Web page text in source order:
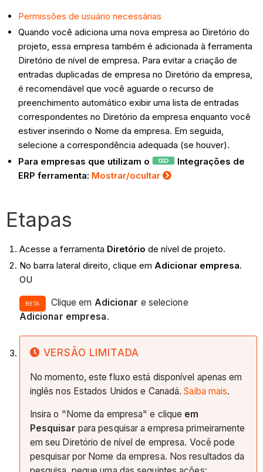
Permissões de usuário necessárias
Quando você adiciona uma nova empresa ao Diretório do
projeto, essa empresa também é adicionada à ferramenta
Diretório de nível de empresa. Para evitar a criação de
entradas duplicadas de empresa no Diretório da empresa,
é recomendável que você aguarde o recurso de
preenchimento automático exibir uma lista de entradas
correspondentes no Diretório da empresa enquanto você
estiver inserindo o Nome da empresa. Em seguida,
selecione a correspondência adequada (se houver).
Para empresas que utilizam o
Integrações de
ERP ferramenta: Mostrar/ocultar
Etapas
Acesse a ferramenta Diretório de nível de projeto.
No barra lateral direito, clique em Adicionar empresa.
OU
BETA Clique em Adicionar e selecione
Adicionar empresa.
VERSÃO LIMITADA
No momento, este fluxo está disponível apenas em
inglês nos Estados Unidos e Canadá.Saiba mais.
Insira o "Nome da empresa" e clique em
Pesquisar para pesquisar a empresa primeiramente
em seu Diretório de nível de empresa. Você pode
pesquisar por Nome da empresa. Nos resultados da